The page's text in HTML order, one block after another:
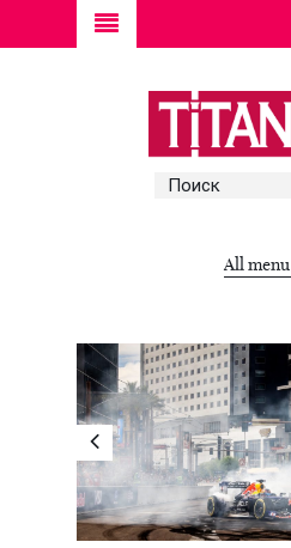
All menu